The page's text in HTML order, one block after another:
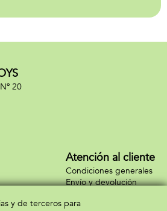
20
Atención al cliente
Condiciones generales
Envío y devolución
y de terceros para